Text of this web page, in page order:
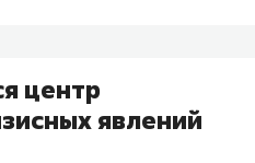
центр
явлений